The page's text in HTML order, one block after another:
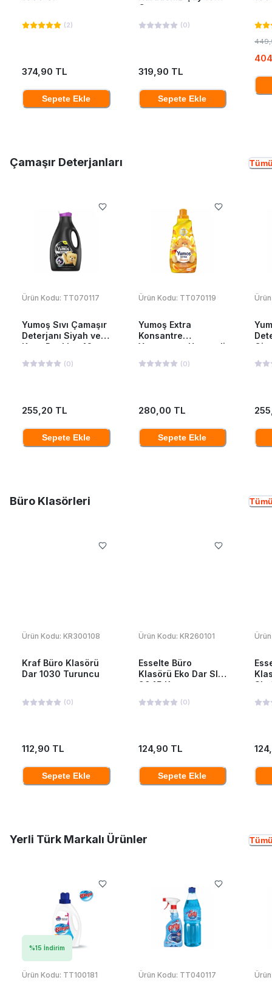
(2)
374,90 TL
Sepete Ekle
Gr
(0)
319,90 TL
Sepete Ekle
Çamaşır Deterjanları
Ürün Kodu: TT070117
Yumoş Sıvı Çamaşır
Deterjanı Siyah ve
Koyu Renkler 42
(0)
255,20 TL
Sepete Ekle
Ürün Kodu: TT070119
Yumoş Extra
Konsantre
Yumuşatıcı Hanımeli
(0)
280,00 TL
Sepete Ekle
Büro Klasörleri
Ürün Kodu: KR300108
Kraf Büro Klasörü
Dar 1030 Turuncu
(0)
112,90 TL
Sepete Ekle
Ürün Kodu: KR260101
Esselte Büro
Klasörü Eko Dar Slt-
9945 Kırmızı
(0)
124,90 TL
Sepete Ekle
Slt-
Yerli Türk Markalı Ürünler
%15 İndirim
Ürün Kodu: TT100181 Ürün Kodu: TT040117